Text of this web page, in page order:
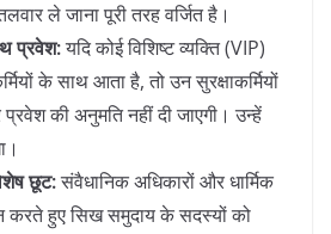
ले जाना पूरी तरह वर्जित है।
प्रवेश:यदि कोई विशिष्ट व्यक्ति (VIP)
के साथ आता है, तो उन सुरक्षाकर्मियों
की अनुमति नहीं दी जाएगी। उन्हें
छूट:संवैधानिक अधिकारों और धार्मिक
करते हुए सिख समुदाय के सदस्यों को